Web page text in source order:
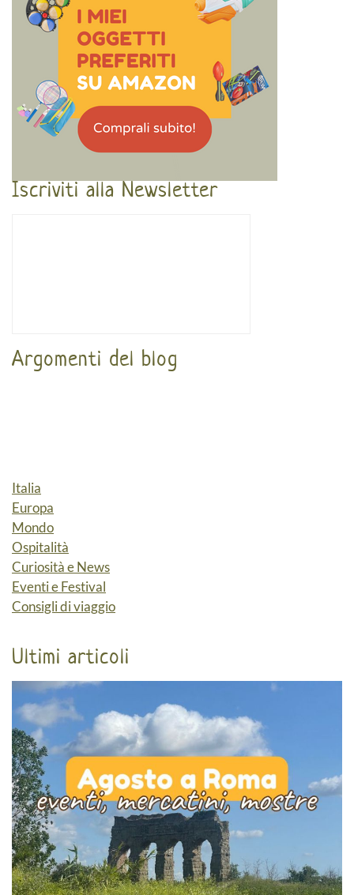
Iscriviti alla Newsletter
Argomenti del blog
Italia
Europa
Mondo
Ospitalità
Curiosità e News
Eventi e Festival
Consigli di viaggio
Ultimi articoli